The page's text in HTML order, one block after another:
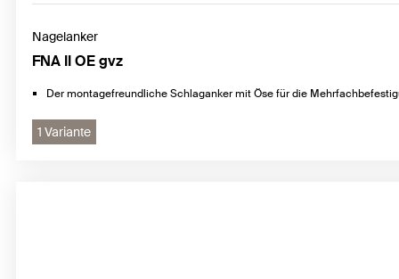
Nagelanker
FNA II OE gvz
Der montagefreundliche Schlaganker mit Öse für die
1 Variante